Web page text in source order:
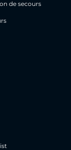
de secours